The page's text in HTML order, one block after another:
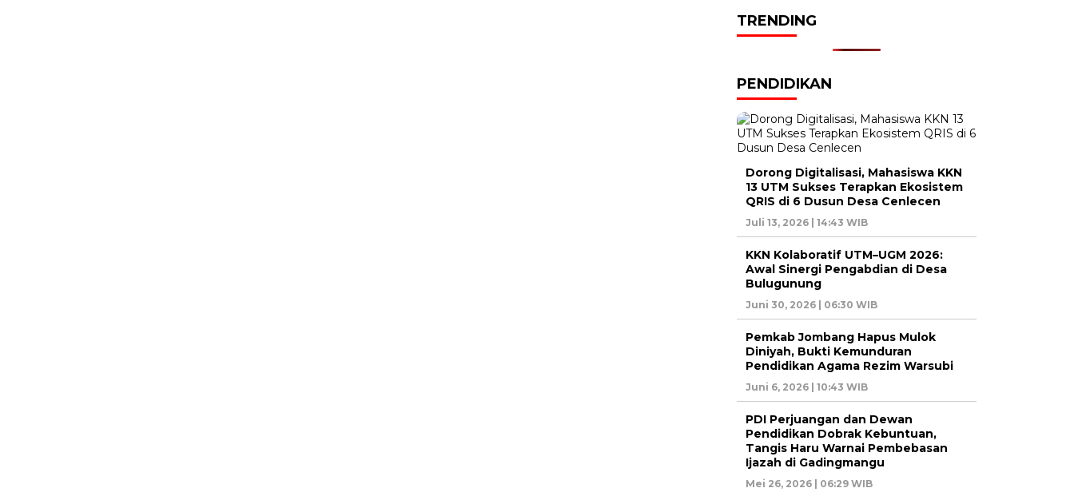
TRENDING
PENDIDIKAN
Dorong Digitalisasi, Mahasiswa KKN
13 UTM Sukses Terapkan Ekosistem
QRIS di 6 Dusun Desa Cenlecen
Juli 13, 2026 | 14:43 WIB
KKN Kolaboratif UTM–UGM 2026:
Awal Sinergi Pengabdian di Desa
Bulugunung
Juni 30, 2026 | 06:30 WIB
Pemkab Jombang Hapus Mulok
Diniyah, Bukti Kemunduran
Pendidikan Agama Rezim Warsubi
Juni 6, 2026 | 10:43 WIB
PDI Perjuangan dan Dewan
Pendidikan Dobrak Kebuntuan,
Tangis Haru Warnai Pembebasan
Ijazah di Gadingmangu
Mei 26, 2026 | 06:29 WIB